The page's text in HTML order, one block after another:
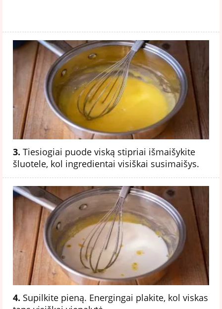
3. Tiesiogiai puode viską stipriai išmaišykite
šluotele, kol ingredientai visiškai susimaišys.
4. Supilkite pieną. Energingai plakite, kol viskas